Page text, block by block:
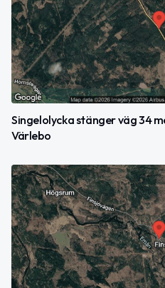
Singelolycka stänger väg 34
Värlebo